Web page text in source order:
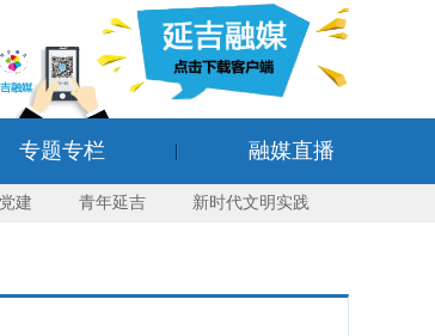
专题专栏 融媒直播
建 青年延吉 新时代文明实践